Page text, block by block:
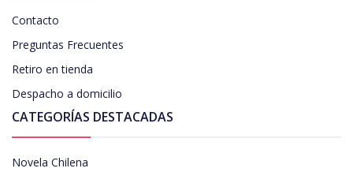
Contacto
Preguntas Frecuentes
Retiro en tienda
Despacho a domicilio
CATEGORÍAS DESTACADAS
Novela Chilena